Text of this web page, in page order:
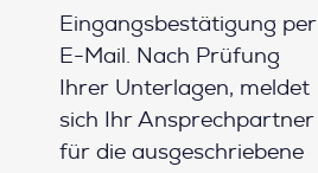
Eingangsbestätigung per
E-Mail. Nach Prüfung
Ihrer Unterlagen, meldet
sich Ihr Ansprechpartner
für die ausgeschriebene